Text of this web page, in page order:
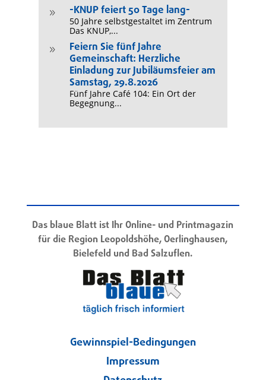
9 -KNUP feiert 50 Tage lang-
50 Jahre selbstgestaltet im Zentrum
Das KNUP,...
9
Feiern Sie fünf Jahre
Gemeinschaft: Herzliche
Einladung zur Jubiläumsfeier am
Samstag, 29.8.2026
Fünf Jahre Café 104: Ein Ort der
Begegnung...
Das blaue Blatt ist Ihr Online- und Printmagazin
für die Region Leopoldshöhe, Oerlinghausen,
Bielefeld und Bad Salzuflen.
Gewinnspiel-Bedingungen
Impressum